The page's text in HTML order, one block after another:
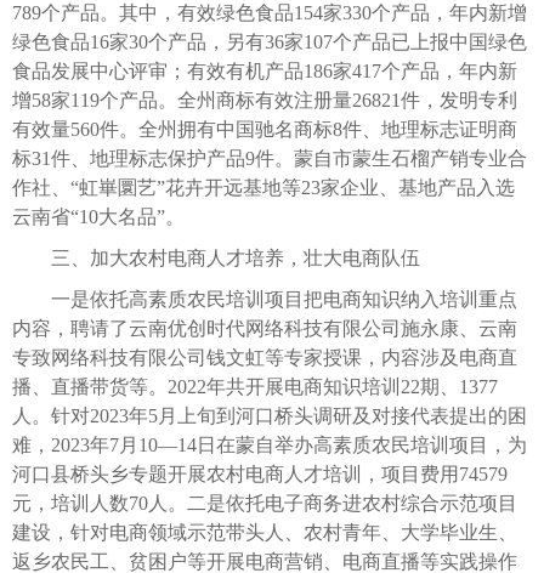
789个产品。其中，有效绿色食品154家330个产品，年内新增
绿色食品16家30个产品，另有36家107个产品已上报中国绿色
食品发展中心评审；有效有机产品186家417个产品，年内新
增58家119个产品。全州商标有效注册量26821件，发明专利
有效量560件。全州拥有中国驰名商标8件、地理标志证明商
标31件、地理标志保护产品9件。蒙自市蒙生石榴产销专业合
作社、“虹崋圜艺”花卉开远基地等23家企业、基地产品入选
云南省“10大名品”。
三、加大农村电商人才培养，壮大电商队伍
一是依托高素质农民培训项目把电商知识纳入培训重点
内容，聘请了云南优创时代网络科技有限公司施永康、云南
专致网络科技有限公司钱文虹等专家授课，内容涉及电商直
播、直播带货等。2022年共开展电商知识培训22期、1377
人。针对2023年5月上旬到河口桥头调研及对接代表提出的困
难，2023年7月10—14日在蒙自举办高素质农民培训项目，为
河口县桥头乡专题开展农村电商人才培训，项目费用74579
元，培训人数70人。二是依托电子商务进农村综合示范项目
建设，针对电商领域示范带头人、农村青年、大学毕业生、
返乡农民工、贫困户等开展电商营销、电商直播等实践操作